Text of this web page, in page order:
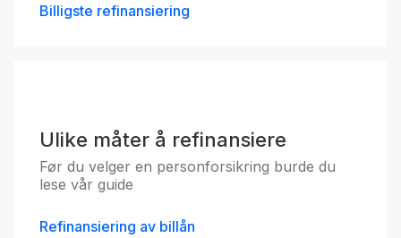
Billigste refinansiering
Ulike måter å refinansiere
Før du velger en personforsikring burde du
lese vår guide
Refinansiering av billån